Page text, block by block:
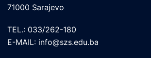
71000 Sarajevo
TEL.: 033/262-180
E-MAIL: info@szs.edu.ba